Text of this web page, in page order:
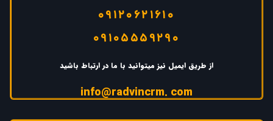
۰۹۱۲۰۶۲۱۶۱۰
۰۹۱۰۵۵۵۹۲۹۰
از طریق ایمیل نیز میتوانید با ما در ارتباط باشید
info@radvincrm. com